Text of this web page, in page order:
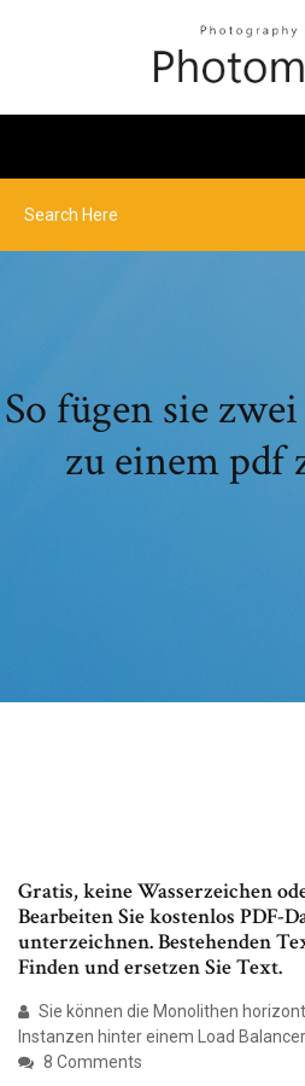
So fügen sie
zu einem pdf
Gratis, keine Wasserzeichen
Bearbeiten Sie kostenlos PDF-
unterzeichnen. Bestehenden
Finden und ersetzen Sie Text.
Sie können die Monolithen
Instanzen hinter einem Load
8 Comments